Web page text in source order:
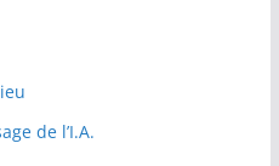
de l’I.A.